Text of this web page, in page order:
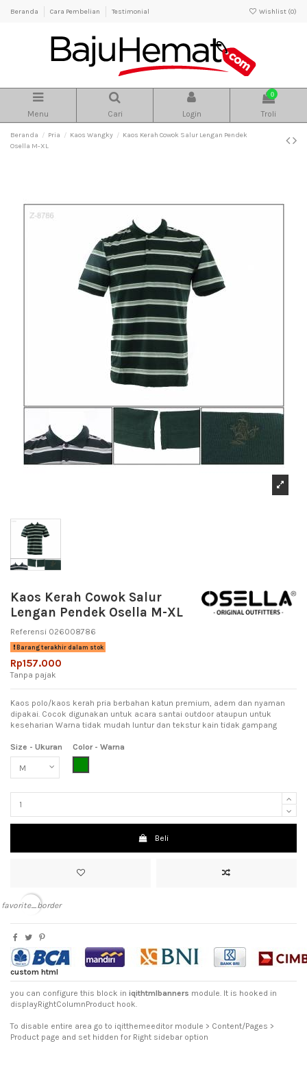
Beranda Cara Pembelian Testimonial Wishlist (0)
Menu Cari Login
0
Troli
Beranda Pria Kaos Wangky
Kaos Kerah Cowok Salur Lengan Pendek
Osella M-XL
Kaos Kerah Cowok Salur
Lengan Pendek Osella M-XL
Referensi 026008786
Barang terakhir dalam stok
Rp157.000
Tanpa pajak
Kaos polo/kaos kerah pria berbahan katun premium, adem dan nyaman
dipakai. Cocok digunakan untuk acara santai outdoor ataupun untuk
keseharian Warna tidak mudah luntur dan tekstur kain tidak gampang
Size - Ukuran
Color - Warna
Beli
favorite_border
custom html
you can configure this block in iqithtmlbanners module. It is hooked in
displayRightColumnProduct hook.
To disable entire area go to iqitthemeeditor module > Content/Pages >
Product page and set hidden for Right sidebar option